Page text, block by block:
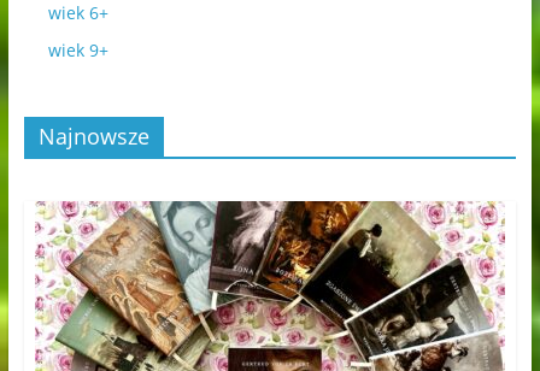
wiek 6+
wiek 9+
Najnowsze